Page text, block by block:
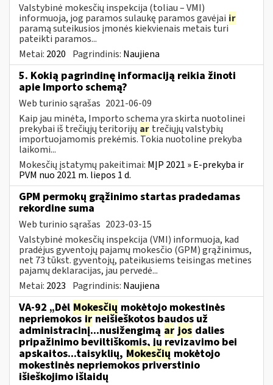
Valstybinė mokesčių inspekcija (toliau – VMI)
informuoja, jog paramos sulaukę paramos gavėjai ir
paramą suteikusios įmonės kiekvienais metais turi
pateikti paramos...
Metai: 2020 Pagrindinis: Naujiena
5. Kokią pagrindinę informaciją reikia žinoti
apie Importo schemą?
Web turinio sąrašas 2021-06-09
Kaip jau minėta, Importo schema yra skirta nuotolinei
prekybai iš trečiųjų teritorijų ar trečiųjų valstybių
importuojamomis prekėmis. Tokia nuotoline prekyba
laikomi...
Mokesčių įstatymų pakeitimai: MĮP 2021 » E-prekyba ir
PVM nuo 2021 m. liepos 1 d.
GPM permokų grąžinimo startas pradedamas
rekordine suma
Web turinio sąrašas 2023-03-15
Valstybinė mokesčių inspekcija (VMI) informuoja, kad
pradėjus gyventojų pajamų mokesčio (GPM) grąžinimus,
net 73 tūkst. gyventojų, pateikusiems teisingas metines
pajamų deklaracijas, jau pervedė...
Metai: 2023 Pagrindinis: Naujiena
VA-92 „Dėl Mokesčių mokėtojo mokestinės
nepriemokosirneišieškotos baudos už
administracinį...nusižengimą ar jos dalies
pripažinimo beviltiškomis, jų revizavimo bei
apskaitos...taisyklių, Mokesčių mokėtojo
mokestinės nepriemokos priverstinio
išieškojimo išlaidų